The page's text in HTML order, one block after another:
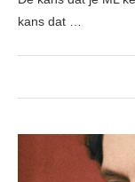
kans dat …